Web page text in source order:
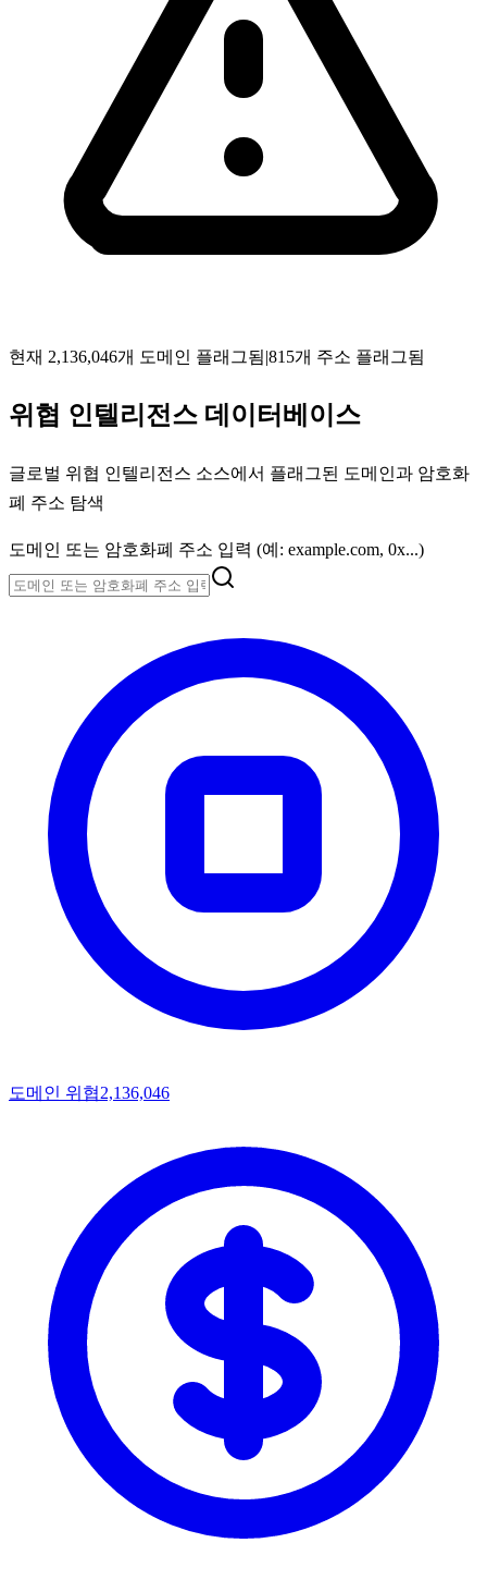
현재 2,136,046개 도메인 플래그됨|815개 주소 플래그됨
위협 인텔리전스 데이터베이스
글로벌 위협 인텔리전스 소스에서 플래그된 도메인과 암호화
폐 주소 탐색
도메인 또는 암호화폐 주소 입력 (예: example.com, 0x...)
도메인 위협2,136,046